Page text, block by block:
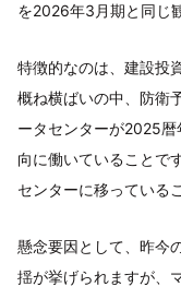
を2026年3月期と同じ
特徴的なのは、建設投
概ね横ばいの中、防衛
ータセンターが2025
向に働いていることで
センターに移っている
懸念要因として、昨今
揺が挙げられますが、